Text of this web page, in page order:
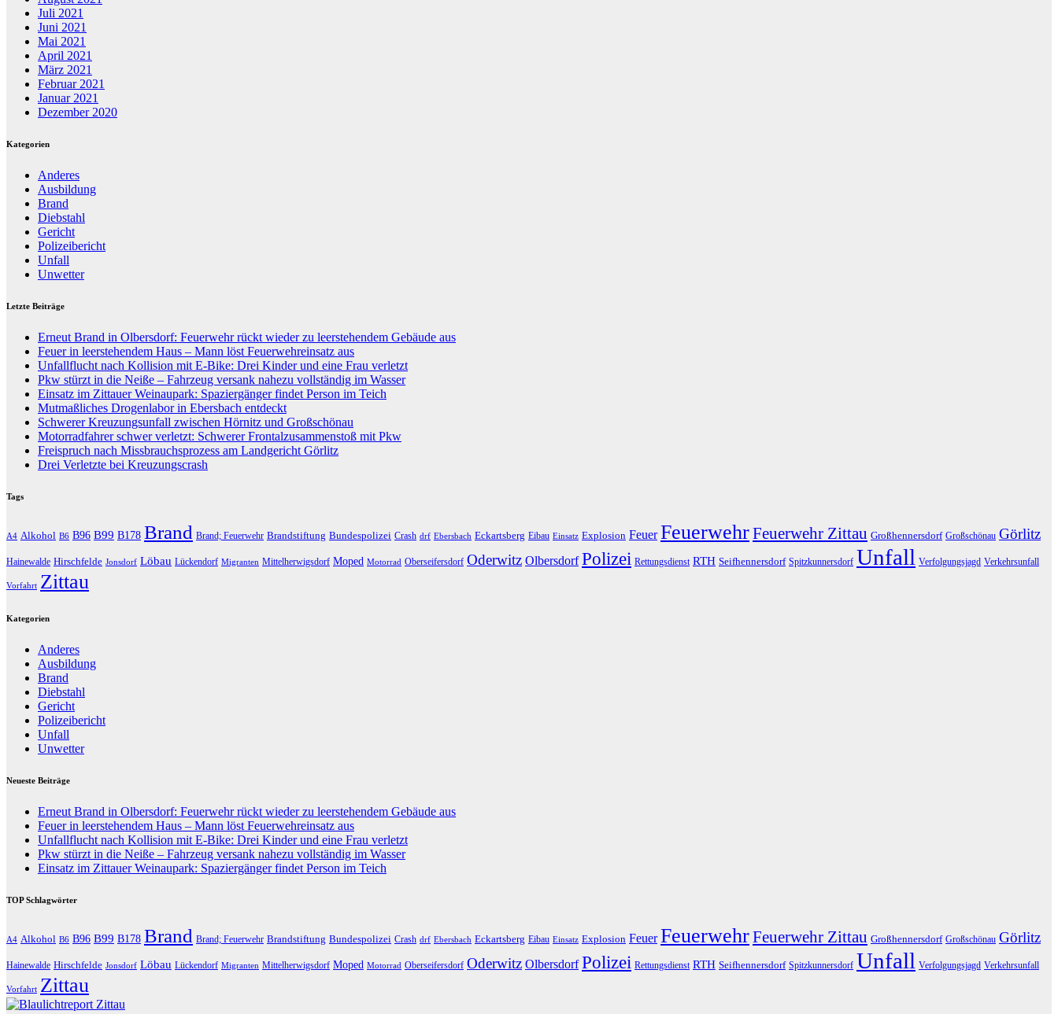
Juli 2021
Juni 2021
Mai 2021
April 2021
März 2021
Februar 2021
Januar 2021
Dezember 2020
Kategorien
Anderes
Ausbildung
Brand
Diebstahl
Gericht
Polizeibericht
Unfall
Unwetter
Letzte Beiträge
Erneut Brand in Olbersdorf: Feuerwehr rückt wieder zu leerstehendem Gebäude aus
Feuer in leerstehendem Haus – Mann löst Feuerwehreinsatz aus
Unfallflucht nach Kollision mit E-Bike: Drei Kinder und eine Frau verletzt
Pkw stürzt in die Neiße – Fahrzeug versank nahezu vollständig im Wasser
Einsatz im Zittauer Weinaupark: Spaziergänger findet Person im Teich
Mutmaßliches Drogenlabor in Ebersbach entdeckt
Schwerer Kreuzungsunfall zwischen Hörnitz und Großschönau
Motorradfahrer schwer verletzt: Schwerer Frontalzusammenstoß mit Pkw
Freispruch nach Missbrauchsprozess am Landgericht Görlitz
Drei Verletzte bei Kreuzungscrash
Tags
A4 Alkohol B6 B96 B99 B178 Brand Brand; Feuerwehr Brandstiftung Bundespolizei Crash drf Ebersbach Eckartsberg Eibau Einsatz Explosion Feuer FeuerwehrFeuerwehr Zittau Großhennersdorf Großschönau Görlitz
Hainewalde Hirschfelde Jonsdorf Löbau Lückendorf Migranten Mittelherwigsdorf Moped Motorrad Oberseifersdorf Oderwitz Olbersdorf Polizei Rettungsdienst RTH Seifhennersdorf Spitzkunnersdorf Unfall Verfolgungsjagd Verkehrsunfall
Vorfahrt Zittau
Kategorien
Anderes
Ausbildung
Brand
Diebstahl
Gericht
Polizeibericht
Unfall
Unwetter
Neueste Beiträge
Erneut Brand in Olbersdorf: Feuerwehr rückt wieder zu leerstehendem Gebäude aus
Feuer in leerstehendem Haus – Mann löst Feuerwehreinsatz aus
Unfallflucht nach Kollision mit E-Bike: Drei Kinder und eine Frau verletzt
Pkw stürzt in die Neiße – Fahrzeug versank nahezu vollständig im Wasser
Einsatz im Zittauer Weinaupark: Spaziergänger findet Person im Teich
TOP Schlagwörter
A4 Alkohol B6 B96 B99 B178 Brand Brand; Feuerwehr Brandstiftung Bundespolizei Crash drf Ebersbach Eckartsberg Eibau Einsatz Explosion Feuer FeuerwehrFeuerwehr Zittau Großhennersdorf Großschönau Görlitz
Hainewalde Hirschfelde Jonsdorf Löbau Lückendorf Migranten Mittelherwigsdorf Moped Motorrad Oberseifersdorf Oderwitz Olbersdorf Polizei Rettungsdienst RTH Seifhennersdorf Spitzkunnersdorf Unfall Verfolgungsjagd Verkehrsunfall
Vorfahrt Zittau